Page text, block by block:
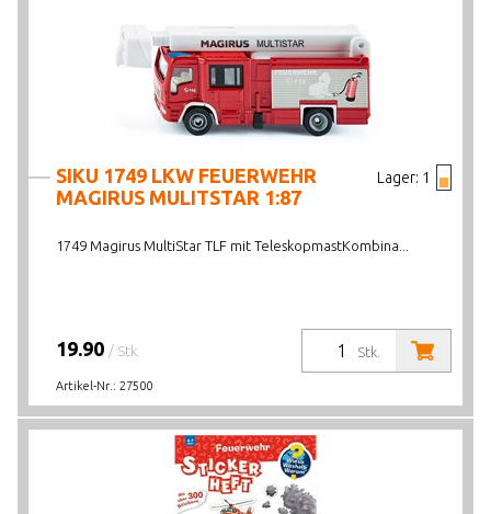
Lager: 1
SIKU 1749 LKW FEUERWEHR
MAGIRUS MULITSTAR 1:87
1749 Magirus MultiStar TLF mit TeleskopmastKombina...
Stk.
19.90 / Stk.
Artikel-Nr.: 27500